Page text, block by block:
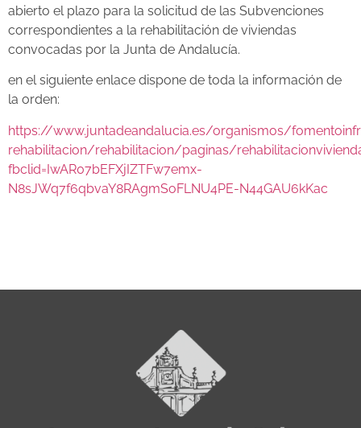
abierto el plazo para la solicitud de las Subvenciones
correspondientes a la rehabilitación de viviendas
convocadas por la Junta de Andalucía.
en el siguiente enlace dispone de toda la información de
la orden:
https://www.juntadeandalucia.es/organismos/
rehabilitacion/rehabilitacion/paginas/
fbclid=IwAR07bEFXjIZTFw7emx-
N8sJWq7f6qbvaY8RAgmSoFLNU4PE-N44GAU6kKac